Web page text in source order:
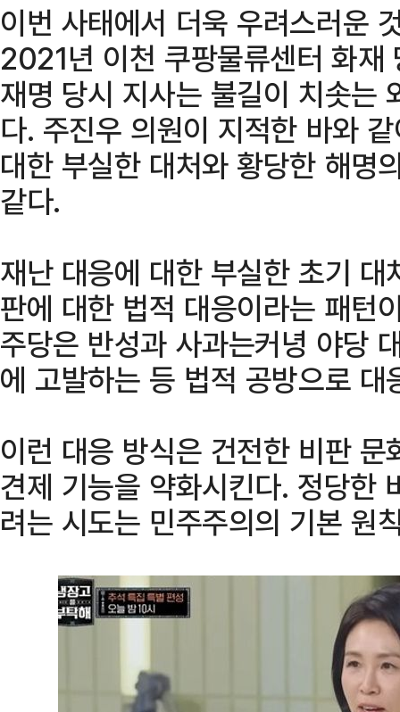
이번 사태에서 더욱 우려스러운
2021년 이천 쿠팡물류센터 화재
재명 당시 지사는 불길이 치솟는
다. 주진우 의원이 지적한 바와
대한 부실한 대처와 황당한 해명
같다.
재난 대응에 대한 부실한 초기
판에 대한 법적 대응이라는 패턴
주당은 반성과 사과는커녕 야당
에 고발하는 등 법적 공방으로 대
이런 대응 방식은 건전한 비판
견제 기능을 약화시킨다. 정당한
려는 시도는 민주주의의 기본 원